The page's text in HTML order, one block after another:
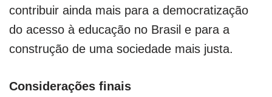
contribuir ainda mais para a democratização
do acesso à educação no Brasil e para a
construção de uma sociedade mais justa.
Considerações finais